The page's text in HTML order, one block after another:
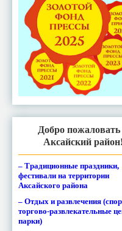
Добро пожаловать
Аксайский район!
– Традиционные праздники,
фестивали на территории
Аксайского района
– Отдых и развлечения
торгово-развлекательные
парки)